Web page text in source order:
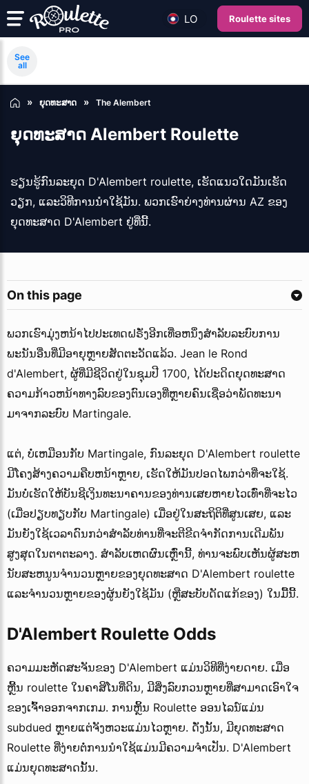
LO Roulette sites
See
all
ຍຸດທະສາດ The Alembert
ຍຸດທະສາດ Alembert Roulette
ຮຽນຮູ້ກົນລະຍຸດ D'Alembert roulette, ເຮັດແນວໃດມັນເຮັດ
ວຽກ, ແລະວິທີການນໍາໃຊ້ມັນ. ພວກເຮົາຍ່າງທ່ານຜ່ານ AZ ຂອງ
ຍຸດທະສາດ D'Alembert ຢູ່ທີ່ນີ້.
On this page
ພວກເຮົາມຸ່ງຫນ້າໄປປະເທດຝຣັ່ງອີກເທື່ອຫນຶ່ງສໍາລັບລະບົບການ
ພະນັນອື່ນທີ່ມີອາຍຸຫຼາຍສັດຕະວັດແລ້ວ. Jean le Rond
d'Alembert, ຜູ້ທີ່ມີຊີວິດຢູ່ໃນຊຸມປີ 1700, ໄດ້ປະດິດຍຸດທະສາດ
ຄວາມກ້າວຫນ້າທາງລົບຂອງຕົນເອງທີ່ຫຼາຍຄົນເຊື່ອວ່າພັດທະນາ
ມາຈາກລະບົບ Martingale.
ແຕ່, ບໍ່ເຫມືອນກັບ Martingale, ກົນລະຍຸດ D'Alembert roulette
ມີໂຄງສ້າງຄວາມຄືບຫນ້າຫຼາຍ, ເຮັດໃຫ້ມັນປອດໄພກວ່າທີ່ຈະໃຊ້.
ມັນບໍ່ເຮັດໃຫ້ບັນຊີເງິນທະນາຄານຂອງທ່ານເສຍຫາຍໄວເທົ່າທີ່ຈະໄວ
(ເມື່ອປຽບທຽບກັບ Martingale) ເມື່ອຢູ່ໃນສະຖິຕິທີ່ສູນເສຍ, ແລະ
ມັນຍັງໃຊ້ເວລາດົນກວ່າສໍາລັບທ່ານທີ່ຈະຕີຂີດຈໍາກັດການເດີມພັນ
ສູງສຸດໃນຕາຕະລາງ. ສໍາລັບເຫດຜົນເຫຼົ່ານີ້, ທ່ານຈະພົບເຫັນຜູ້ສະຫ
ນັບສະຫນູນຈໍານວນຫຼາຍຂອງຍຸດທະສາດ D'Alembert roulette
ແລະຈໍານວນຫຼາຍຂອງຜູ້ນຍັງໃຊ້ມັນ (ຫຼືສະບັບດັດແກ້ຂອງ) ໃນມື້ນີ້.
D'Alembert Roulette Odds
ຄວາມມະຫັດສະຈັນຂອງ D'Alembert ແມ່ນວິທີທີ່ງ່າຍດາຍ. ເມື່ອ
ຫຼີ້ນ roulette ໃນຄາສິໂນທີ່ດິນ, ມີສິ່ງລົບກວນຫຼາຍທີ່ສາມາດເອົາໃຈ
ຂອງເຈົ້າອອກຈາກເກມ. ການຫຼິ້ນ Roulette ອອນໄລນ໌ແມ່ນ
subdued ຫຼາຍແຕ່ຈັງຫວະແມ່ນໄວຫຼາຍ. ດັ່ງນັ້ນ, ມີຍຸດທະສາດ
Roulette ທີ່ງ່າຍຕໍ່ການນໍາໃຊ້ແມ່ນມີຄວາມຈໍາເປັນ. D'Alembert
ແມ່ນຍຸດທະສາດນັ້ນ.